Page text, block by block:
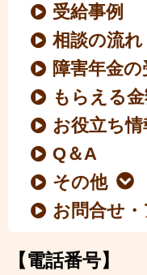
受給事例
相談の流れ
障害年金
もらえる
お役立ち情
Q＆A
その他
お問合せ
【電話番号】